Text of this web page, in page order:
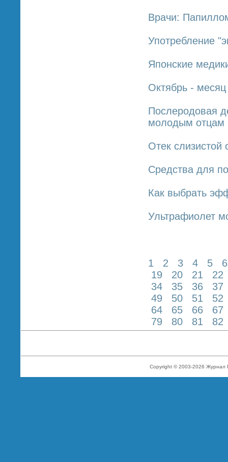
Врачи:
Употребление
Японские
Октябрь - месяц
Послеродовая
молодым отцам
Отек слизистой
Средства для
Как выбрать
Ультрафиолет
1 2 3 4 5
6
19
20 21
22
34
35 36
37
49
50 51
52
64
65 66
67
79
80 81 82
Copyright © 2003-2026 Журнал